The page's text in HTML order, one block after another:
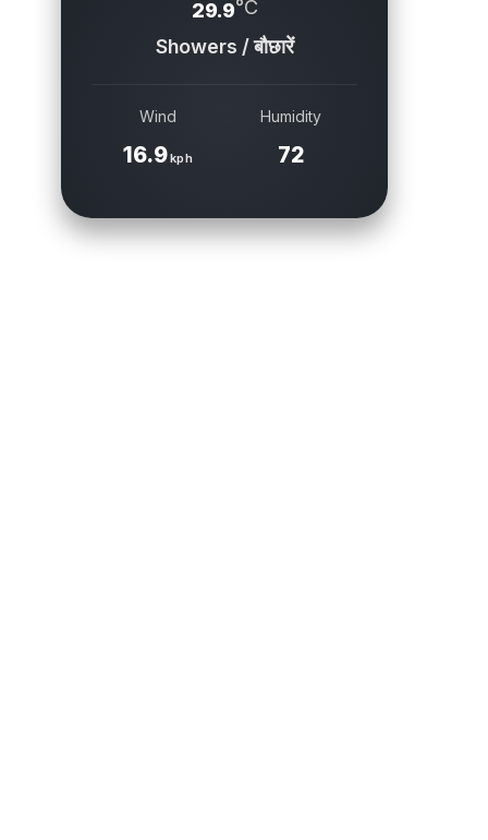
29.9°C
Showers / बौछारें
Wind
16.9kph
Humidity
72